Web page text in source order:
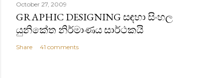
October 27, 2009
GRAPHIC DESIGNING සඳහා සිංහල
යුනිකේත නිර්මාණය සාර්ථකයි
Share 41 comments